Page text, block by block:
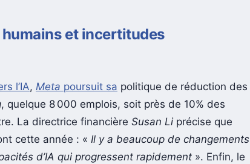
et incertitudes
l’IA, Meta poursuit sa politique de réduction des
, quelque 8 000 emplois, soit près de 10% des
La directrice financière Susan Li précise que
cette année : « Il y a beaucoup de changements
d’IA qui progressent rapidement ». Enfin, le